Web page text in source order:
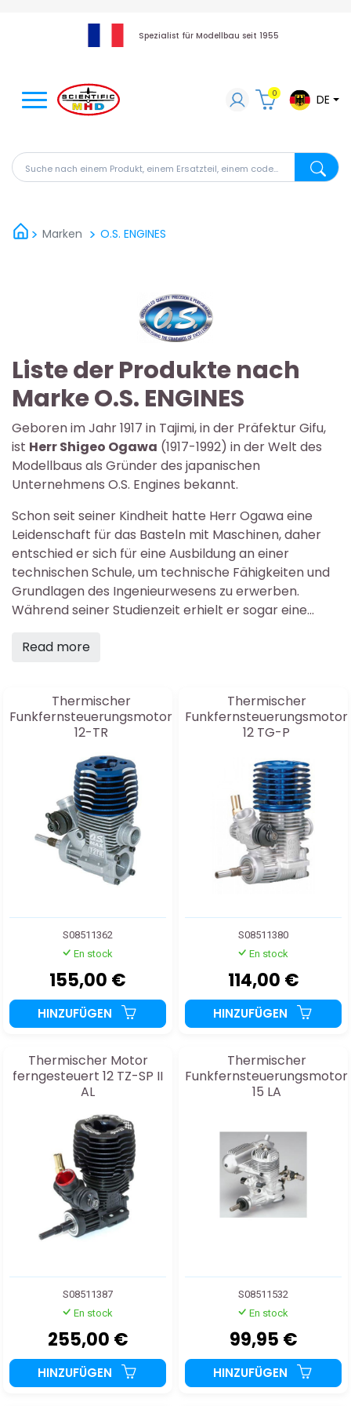
Spezialist für Modellbau seit 1955
Suche nach einem Produkt, einem Ersatzteil, einem
Suche
0 DE
Marken O.S. ENGINES
Liste der Produkte nach
Marke O.S. ENGINES
Geboren im Jahr 1917 in Tajimi, in der Präfektur Gifu,
ist Herr Shigeo Ogawa (1917-1992) in der Welt des
Modellbaus als Gründer des japanischen
Unternehmens O.S. Engines bekannt.
Schon seit seiner Kindheit hatte Herr Ogawa eine
Leidenschaft für das Basteln mit Maschinen, daher
entschied er sich für eine Ausbildung an einer
technischen Schule, um technische Fähigkeiten und
Grundlagen des Ingenieurwesens zu erwerben.
Während seiner Studienzeit erhielt er sogar eine...
Read more
Thermischer
Funkfernsteuerungsmotor
12-TR
S08511362
En stock
155,00 €
HINZUFÜGEN
Thermischer
Funkfernsteuerungsmotor
12 TG-P
S08511380
En stock
114,00 €
HINZUFÜGEN
Thermischer Motor
ferngesteuert 12 TZ-SP II
AL
S08511387
En stock
255,00 €
HINZUFÜGEN
Thermischer
Funkfernsteuerungsmotor
15 LA
S08511532
En stock
99,95 €
HINZUFÜGEN